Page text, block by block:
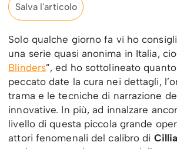
Salva l'articolo
Solo qualche giorno fa vi ho
una serie quasi anonima in Italia,
Blinders”, ed ho sottolineato
peccato date la cura nei dettagli,
trama e le tecniche di narrazione
innovative. In più, ad innalzare
livello di questa piccola grande
attori fenomenali del calibro di